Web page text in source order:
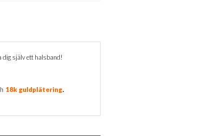
dig själv ett halsband!
18k guldplätering.